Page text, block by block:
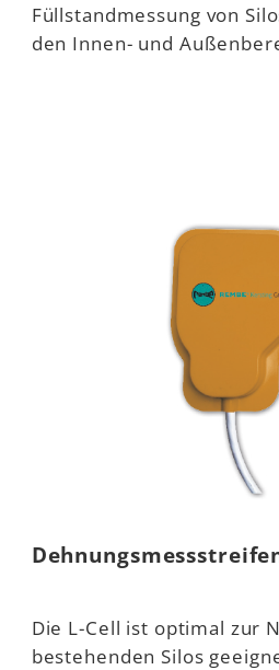
Füllstandmessung von
den Innen- und
Die L-Cell ist optimal zur
bestehenden Silos